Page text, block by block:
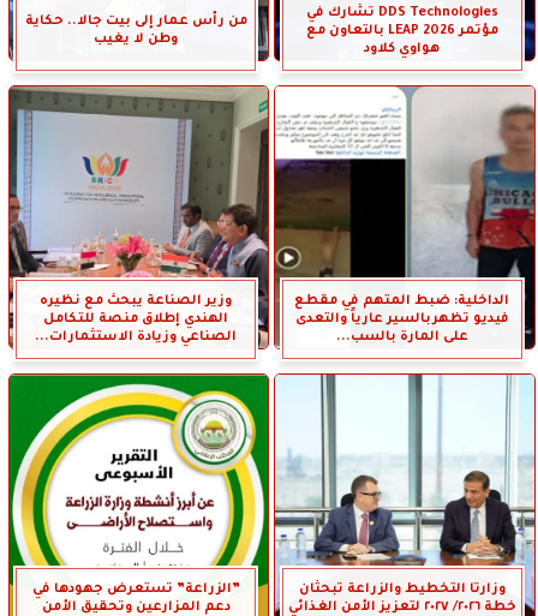
DDS Technologies تشارك في
مؤتمر LEAP 2026 بالتعاون مع
هواوي كلاود
من رأس عمار إلى بيت جالا.. حكاية
وطن لا يغيب
الداخلية: ضبط المتهم في مقطع
فيديو تظهربالسير عارياً والتعدى
على المارة بالسب...
وزير الصناعة يبحث مع نظيره
الهندي إطلاق منصة للتكامل
الصناعي وزيادة الاستثمارات...
وزارتا التخطيط والزراعة تبحثان
خطة ٢٠٢٦/ ٢٠٢٧ لتعزيز الأمن الغذائي
”الزراعة” تستعرض جهودها في
دعم المزارعين وتحقيق الأمن